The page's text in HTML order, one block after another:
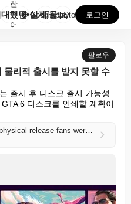
GTA 6는 팬들이 기대했던 실제 물리적 출시를 받지 ...
한
국
어
GooglePlay
AppStore 로그인
팔로우
물리적 출시를 받지 못할 수
출시 후 디스크 출시 가능성
6 디스크를 인쇄할 계획이
GTA 6 may not get the real physical release fans were hoping for